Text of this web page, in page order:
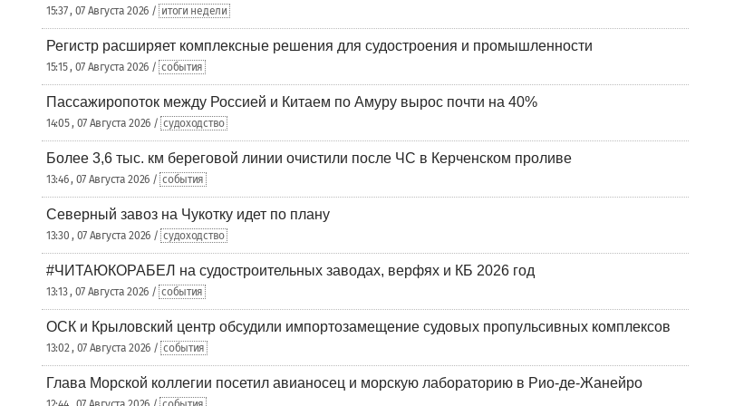
15:37 , 07 Августа 2026 / итоги недели
Регистр расширяет комплексные решения для судостроения и промышленности
15:15 , 07 Августа 2026 / события
Пассажиропоток между Россией и Китаем по Амуру вырос почти на 40%
14:05 , 07 Августа 2026 / судоходство
Более 3,6 тыс. км береговой линии очистили после ЧС в Керченском проливе
13:46 , 07 Августа 2026 / события
Северный завоз на Чукотку идет по плану
13:30 , 07 Августа 2026 / судоходство
#ЧИТАЮКОРАБЕЛ на судостроительных заводах, верфях и КБ 2026 год
13:13 , 07 Августа 2026 / события
ОСК и Крыловский центр обсудили импортозамещение судовых пропульсивных комплексов
13:02 , 07 Августа 2026 / события
Глава Морской коллегии посетил авианосец и морскую лабораторию в Рио-де-Жанейро